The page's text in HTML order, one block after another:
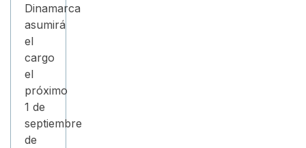
Dinamarca
asumirá
el
cargo
el
próximo
1 de
septiembre
de